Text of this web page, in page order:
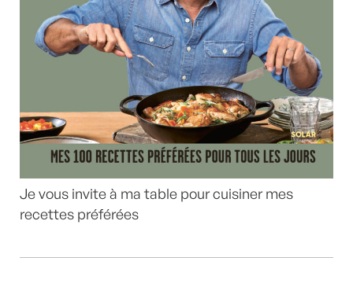
Je vous invite à ma table pour cuisiner mes
recettes préférées